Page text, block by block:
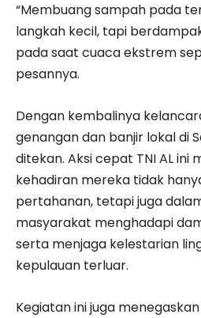
“Membuang sampah pada
langkah kecil, tapi
pada saat cuaca ekstrem
pesannya.
Dengan kembalinya
genangan dan banjir lokal di
ditekan. Aksi cepat TNI AL ini
kehadiran mereka tidak
pertahanan, tetapi juga
masyarakat menghadapi
serta menjaga kelestarian
kepulauan terluar.
Kegiatan ini juga